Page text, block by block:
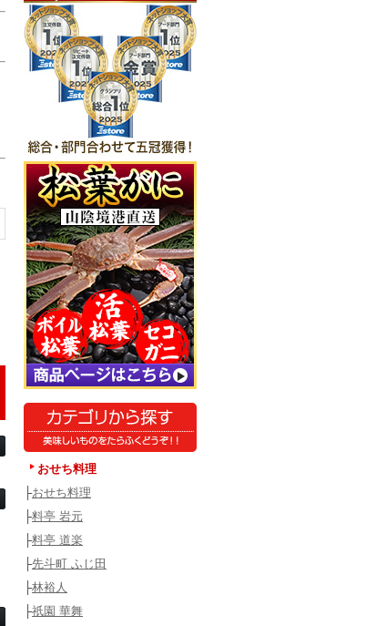
おせち料理
├おせち料理
├料亭 岩元
├料亭 道楽
├先斗町 ふじ田
├林裕人
├祇園 華舞